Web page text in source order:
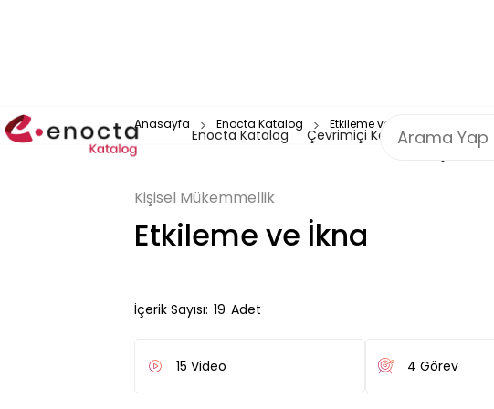
Enocta Katalog Çevrimiçi Katalog
Özel İçerik
Çözümleri
Anasayfa Enocta Katalog Etkileme ve İkna
Kişisel Mükemmellik
Etkileme ve İkna
İçerik Sayısı: 19 Adet
15 Video 4 Görev